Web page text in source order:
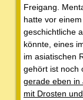
Freigang.
hatte vor
geschichtliche
könnte, eines
im asiatischen
gehört ist noch
gerade eben in
mit Drosten